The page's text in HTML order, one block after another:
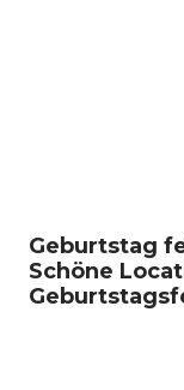
Geburtstag
Schöne